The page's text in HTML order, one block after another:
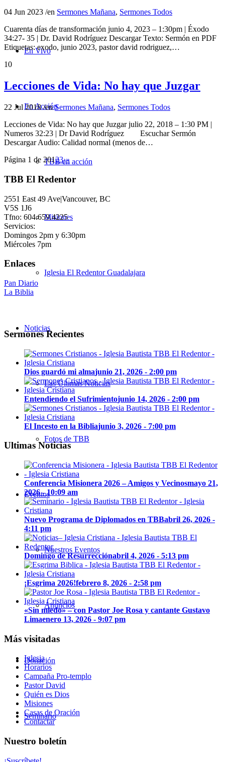
En Vivo
En Acción
TBB en acción
Misiones
Iglesia El Redentor Guadalajara
Noticias
Las Últimas Noticias
Fotos de TBB
Eventos
Nuestros Eventos
Anuncios
Donación
Seminario
04 Jun 2023 /en Sermones Mañana, Sermones Todos
Cuarenta días de transformación junio 4, 2023 – 1:30pm | Éxodo
34:27- 35 | Dr. David Rodríguez Descargar Texto: Sermón en PDF
Etiquetas: exodo, junio 2023, pastor david rodriguez,…
10
Lecciones de Vida: No hay que Juzgar
22 Jul 2018/enSermones Mañana, Sermones Todos
Lecciones de Vida: No hay que Juzgar julio 22, 2018 – 1:30 PM |
Numeros 32:23 | Dr David Rodríguez Escuchar Sermón
Descargar Audio: Calidad normal (menos de…
Página 1 de 20123›»
TBB El Redentor
2551 East 49 Ave|Vancouver, BC
V5S 1J6
Tfno: 604.659.4225
Servicios:
Domingos 2pm y 6:30pm
Miércoles 7pm
Enlaces
Pan Diario
La Biblia
Sermones Recientes
Dios guardó mi almajunio 21, 2026 - 2:00 pm
Entendiendo el Sufrimientojunio 14, 2026 - 2:00 pm
El Incesto en la Bibliajunio 3, 2026 - 7:00 pm
Ultimas Noticias
Conferencia Misionera 2026 – Amigos y Vecinosmayo 21,
2026 - 10:09 am
Nuevo Programa de Diplomados en TBBabril 26, 2026 -
4:11 pm
Domingo de Resurrecciónabril 4, 2026 - 5:13 pm
¡Esgrima 2026!febrero 8, 2026 - 2:58 pm
«Sin miedo» – con Pastor Joe Rosa y cantante Gustavo
Limaenero 13, 2026 - 9:07 pm
Más visitadas
Iglesia
Horarios
Campaña Pro-templo
Pastor David
Quién es Dios
Misiones
Casas de Oración
Contactar
Nuestro boletín